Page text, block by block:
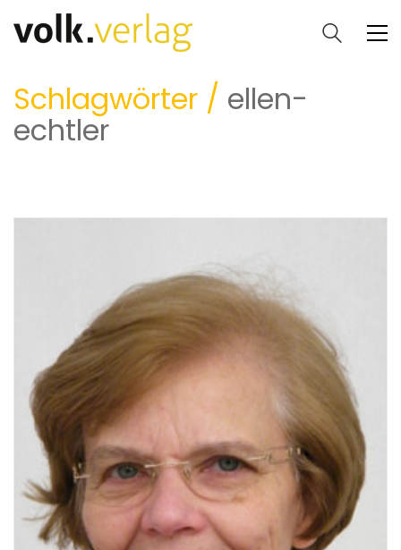
Schlagwörter / ellen-
echtler